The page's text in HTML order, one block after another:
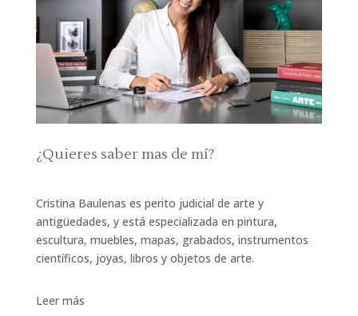
¿Quieres saber mas de mí?
Cristina Baulenas es perito judicial de arte y
antigüedades, y está especializada en pintura,
escultura, muebles, mapas, grabados, instrumentos
científicos, joyas, libros y objetos de arte.
Leer más